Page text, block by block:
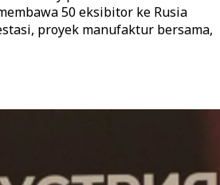
50 eksibitor ke Rusia
proyek manufaktur bersama,